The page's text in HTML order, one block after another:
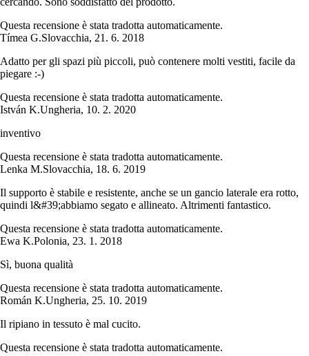
Questa recensione è stata tradotta automaticamente.
Tímea G.Slovacchia, 21. 6. 2018
Adatto per gli spazi più piccoli, può contenere molti vestiti, facile da
piegare :-)
Questa recensione è stata tradotta automaticamente.
István K.Ungheria, 10. 2. 2020
inventivo
Questa recensione è stata tradotta automaticamente.
Lenka M.Slovacchia, 18. 6. 2019
Il supporto è stabile e resistente, anche se un gancio laterale era rotto,
quindi l&#39;abbiamo segato e allineato. Altrimenti fantastico.
Questa recensione è stata tradotta automaticamente.
Ewa K.Polonia, 23. 1. 2018
Sì, buona qualità
Questa recensione è stata tradotta automaticamente.
Román K.Ungheria, 25. 10. 2019
Il ripiano in tessuto è mal cucito.
Questa recensione è stata tradotta automaticamente.